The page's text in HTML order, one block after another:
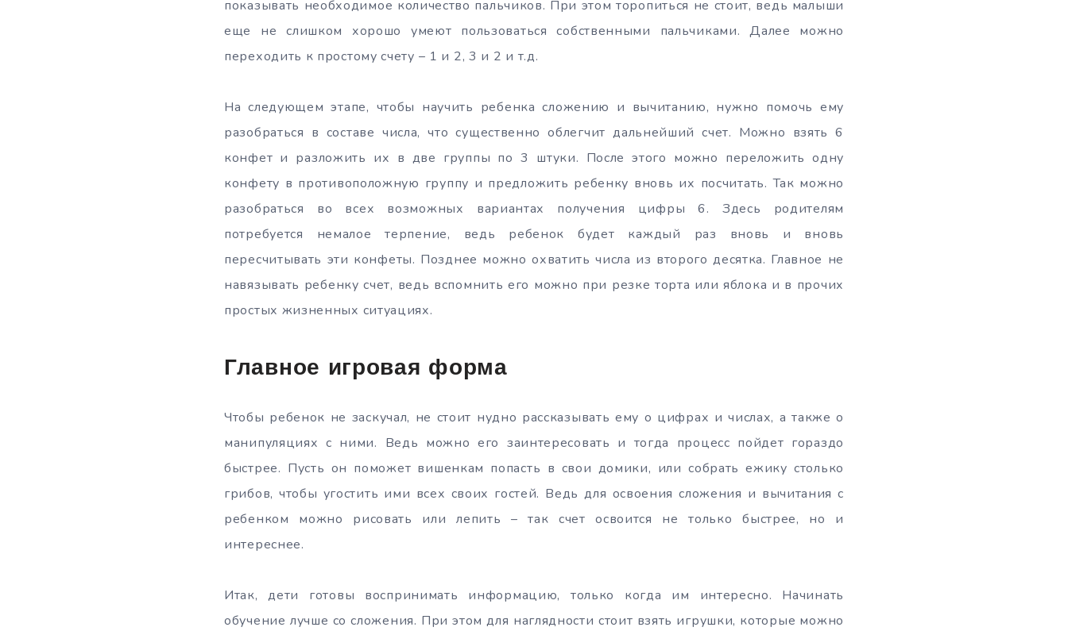
показывать необходимое количество пальчиков. При этом торопиться не стоит, ведь малыши
еще не слишком хорошо умеют пользоваться собственными пальчиками. Далее можно
переходить к простому счету – 1 и 2, 3 и 2 и т.д.
На следующем этапе, чтобы научить ребенка сложению и вычитанию, нужно помочь ему
разобраться в составе числа, что существенно облегчит дальнейший счет. Можно взять 6
конфет и разложить их в две группы по 3 штуки. После этого можно переложить одну
конфету в противоположную группу и предложить ребенку вновь их посчитать. Так можно
разобраться во всех возможных вариантах получения цифры 6. Здесь родителям
потребуется немалое терпение, ведь ребенок будет каждый раз вновь и вновь
пересчитывать эти конфеты. Позднее можно охватить числа из второго десятка. Главное не
навязывать ребенку счет, ведь вспомнить его можно при резке торта или яблока и в прочих
простых жизненных ситуациях.
Главное игровая форма
Чтобы ребенок не заскучал, не стоит нудно рассказывать ему о цифрах и числах, а также о
манипуляциях с ними. Ведь можно его заинтересовать и тогда процесс пойдет гораздо
быстрее. Пусть он поможет вишенкам попасть в свои домики, или собрать ежику столько
грибов, чтобы угостить ими всех своих гостей. Ведь для освоения сложения и вычитания с
ребенком можно рисовать или лепить – так счет освоится не только быстрее, но и
интереснее.
Итак, дети готовы воспринимать информацию, только когда им интересно. Начинать
обучение лучше со сложения. При этом для наглядности стоит взять игрушки, которые можно